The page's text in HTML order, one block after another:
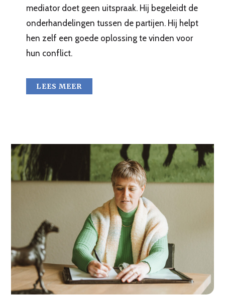
mediator doet geen uitspraak. Hij begeleidt de
onderhandelingen tussen de partijen. Hij helpt
hen zelf een goede oplossing te vinden voor
hun conflict.
LEES MEER